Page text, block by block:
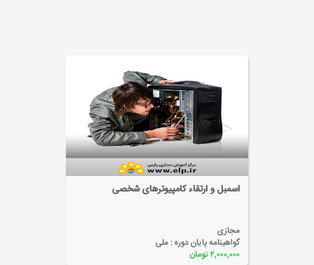
اسمبل و ارتقاء کامپیوترهای شخصی
مجازی
گواهینامه پایان دوره : ملی
۲,۰۰۰,۰۰۰ تومان